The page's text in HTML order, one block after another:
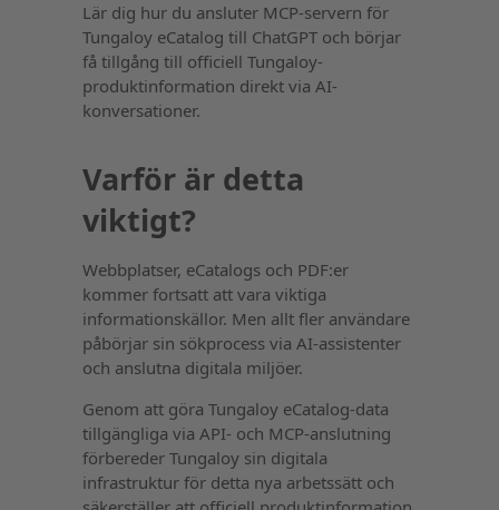
Lär dig hur du ansluter MCP-servern för
Tungaloy eCatalog till ChatGPT och börjar
få tillgång till officiell Tungaloy-
produktinformation direkt via AI-
konversationer.
Varför är detta
viktigt?
Webbplatser, eCatalogs och PDF:er
kommer fortsatt att vara viktiga
informationskällor. Men allt fler användare
påbörjar sin sökprocess via AI-assistenter
och anslutna digitala miljöer.
Genom att göra Tungaloy eCatalog-data
tillgängliga via API- och MCP-anslutning
förbereder Tungaloy sin digitala
infrastruktur för detta nya arbetssätt och